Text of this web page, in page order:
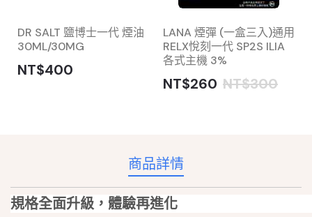
DR SALT 鹽博士一代 煙油
30ML/30MG
NT$400
LANA 煙彈 (一盒三入)通用
RELX悅刻一代 SP2S ILIA
各式主機 3%
NT$260 NT$300
商品詳情
規格全面升級，體驗再進化